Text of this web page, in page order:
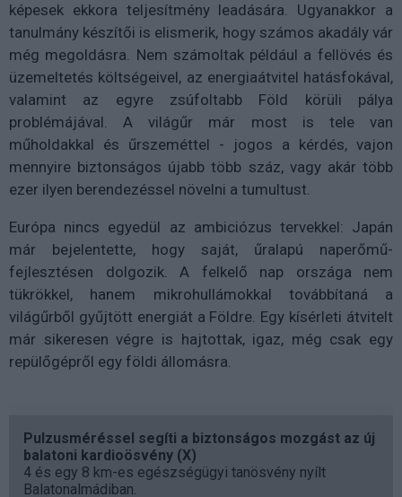
képesek ekkora teljesítmény leadására. Ugyanakkor a
tanulmány készítői is elismerik, hogy számos akadály vár
még megoldásra. Nem számoltak például a fellövés és
üzemeltetés költségeivel, az energiaátvitel hatásfokával,
valamint az egyre zsúfoltabb Föld körüli pálya
problémájával. A világűr már most is tele van
műholdakkal és űrszeméttel - jogos a kérdés, vajon
mennyire biztonságos újabb több száz, vagy akár több
ezer ilyen berendezéssel növelni a tumultust.
Európa nincs egyedül az ambiciózus tervekkel: Japán
már bejelentette, hogy saját, űralapú naperőmű-
fejlesztésen dolgozik. A felkelő nap országa nem
tükrökkel, hanem mikrohullámokkal továbbítaná a
világűrből gyűjtött energiát a Földre. Egy kísérleti átvitelt
már sikeresen végre is hajtottak, igaz, még csak egy
repülőgépről egy földi állomásra.
Pulzusméréssel segíti a biztonságos mozgást az új
balatoni kardioösvény (X)
4 és egy 8 km-es egészségügyi tanösvény nyílt
Balatonalmádiban.